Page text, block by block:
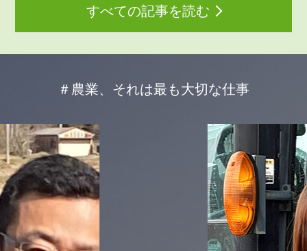
すべての記事を読む
＃農業、それは最も大切な仕事